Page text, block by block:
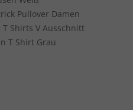
Pullover Damen
T Shirts V Ausschnitt
T Shirt Grau